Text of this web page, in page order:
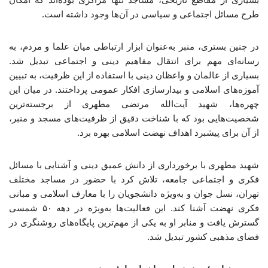
طرح مسائل اجتماعی و سیاسی در آن‌ها وجود داشته است.
در چنین بستری، منبر به‌عنوان ابزار ارتباطی میان علما و مردم، به
رسانه‌ای مهم برای انتقال مفاهیم دینی و اجتماعی تبدیل شد.
بسیاری از عالمان و واعظان دینی با استفاده از این ظرفیت، به تبیین
آموزه‌های اسلامی و بیدارسازی افکار عمومی پرداختند. در میان این
چهره‌ها، شهید آیت‌الله مرتضی مطهری از برجسته‌ترین
شخصیت‌هایی بود که با شناخت دقیق از ظرفیت‌های مسجد و منبر،
از آن برای پیشبرد اهداف نهضت اسلامی بهره برد.
شهید مطهری با برخورداری از دانش عمیق دینی و آشنایی با مسائل
فکری و اجتماعی جامعه، تلاش کرد با حضور در مساجد مختلف
تهران، نسل جوان و به‌ویژه دانشجویان را با معارف اسلامی و مبانی
فکری نهضت آشنا کند. این فعالیت‌ها به‌ویژه در دهه ۵۰ شمسی
گسترش یافت و منابر او به یکی از مهم‌ترین پایگاه‌های روشنگری در
فضای مذهبی کشور تبدیل شد.